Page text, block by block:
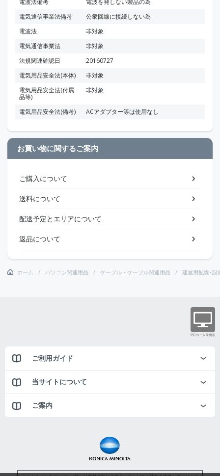
電気通信事業法備考
公衆回線に接続しない為
電波法
非対象
電気通信事業法
非対象
法規関連確認日
20160727
電気用品安全法(本体)
非対象
電気用品安全法(付属
品等)
非対象
電気用品安全法(備考) ACアダプター等は使用なし
お買い物に関するご案内
ご購入について
送料について
配送予定とエリアについて
返品について
ホーム パソコン関連用品 ケーブル・ケーブル関連用品 建屋用配線･設
ご利用ガイド
当サイトについて
ご案内